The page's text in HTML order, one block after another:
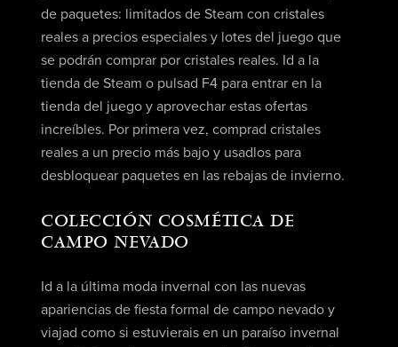
de paquetes: limitados de Steam con cristales
reales a precios especiales y lotes del juego que
se podrán comprar por cristales reales. Id a la
tienda de Steam o pulsad F4 para entrar en la
tienda del juego y aprovechar estas ofertas
increíbles. Por primera vez, comprad cristales
reales a un precio más bajo y usadlos para
desbloquear paquetes en las rebajas de invierno.
COLECCIÓN COSMÉTICA DE
CAMPO NEVADO
Id a la última moda invernal con las nuevas
apariencias de fiesta formal de campo nevado y
viajad como si estuvierais en un paraíso invernal